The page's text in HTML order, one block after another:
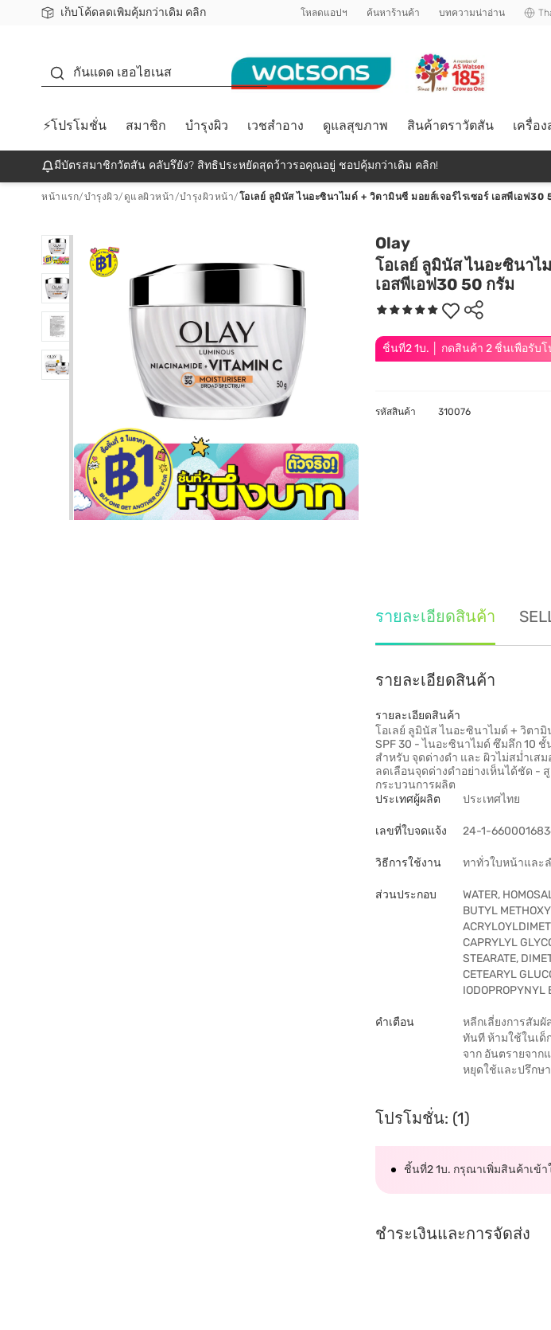
เก็บโค้ดลดเพิ่มคุ้มกว่าเดิม คลิก
ชอปออนไลน์ครั้งแรก ลดเพิ่มจุก ๆ 10%! 🎉
📦ส่งฟรี! เมื่อชอป 499฿
สมาชิกวัตสัน คลับดียังไง? โหลดแอปฯ ค้นหาร้านค้า บทความน่าอ่าน
กันแดด เฮอไฮเนส
⚡โปรโมชั่น สมาชิก บำรุงผิว เวชสำอาง ดูแลสุขภาพ สินค้าตราวัตสัน เครื่อ
มีบัตรสมาชิกวัตสัน คลับรึยัง? สิทธิประหยัดสุดว้าวรอคุณอยู่ ชอปคุ้มกว่าเดิม คลิก!
หน้าแรก/บำรุงผิว/ ดูแลผิวหน้า/บำรุงผิวหน้า/โอเลย์ ลูมินัส ไนอะซินาไมด์ + วิตามินซี มอยส์เจอร์ไรเซอร์ เอสพีเอฟ30
Olay
โอเลย์ ลูมินัส ไนอะซินาไ
เอสพีเอฟ30 50 กรัม
ชิ้นที่2 1บ. │ กดสินค้า 2 ชิ้นเพื่อรับ
รหัสสินค้า 310076
รายละเอียดสินค้า
รายละเอียดสินค้า
รายละเอียดสินค้า
โอเลย์ ลูมินัส ไนอะซินาไมด์ + วิตามิ
SPF 30 - ไนอะซินาไมด์ ซึมลึก 10 ชั้
สำหรับ จุดด่างดำ และ ผิวไม่สม่ำเ
ลดเลือนจุดด่างดำอย่างเห็นได้ชัด -
กระบวนการผลิต
ประเทศผู้ผลิต
ประเทศไทย
เลขที่ใบจดแจ้ง 24-1-
วิธีการใช้งาน ทาทั่วใบหน้าและ
ส่วนประกอบ
WATER,
BUTYL
CAPRYLYL
STEARATE,
CETEARYL
IODOPROPYNYL
คำเตือน
หลีกเลี่ยงการสัมผั
ทันที ห้ามใช้ในเด็
จาก อันตรายจาก
หยุดใช้และปรึกษ
โปรโมชั่น: (1)
ชิ้นที่2 1บ. กรุณาเพิ่มสินค้าเข้
ชำระเงินและการจัดส่ง